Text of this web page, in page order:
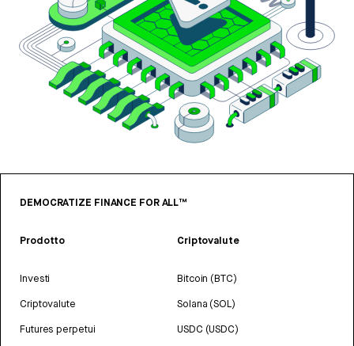
DEMOCRATIZE FINANCE FOR ALL™
Prodotto
Investi
Criptovalute
Futures perpetui
Criptovalute
Bitcoin (BTC)
Solana (SOL)
USDC (USDC)